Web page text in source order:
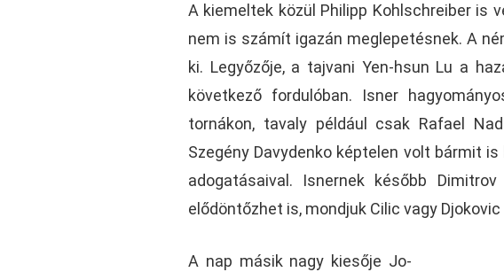
A kiemeltek közül Philipp Kohlschreiber is
nem is számít igazán meglepetésnek. A
ki. Legyőzője, a tajvani Yen-hsun Lu a
következő fordulóban. Isner
tornákon, tavaly például csak Rafael
Szegény Davydenko képtelen volt bármit
adogatásaival. Isnernek később
elődöntőzhet is, mondjuk Cilic vagy Djokovic
A nap másik nagy kiesője Jo-